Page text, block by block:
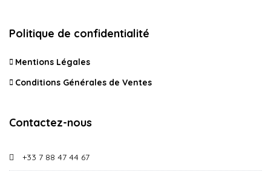
Politique de confidentialité
Mentions Légales
Conditions Générales de Ventes
Contactez-nous
+33 7 88 47 44 67